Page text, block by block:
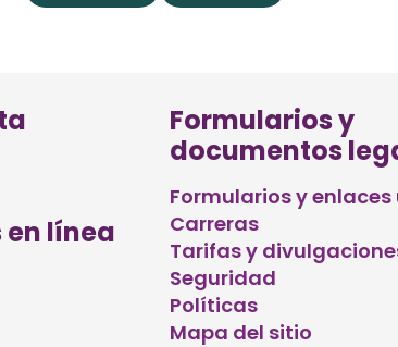
en línea
Formularios y
documentos
Formularios y enlaces
Carreras
Tarifas y
Seguridad
Políticas
Mapa del sitio